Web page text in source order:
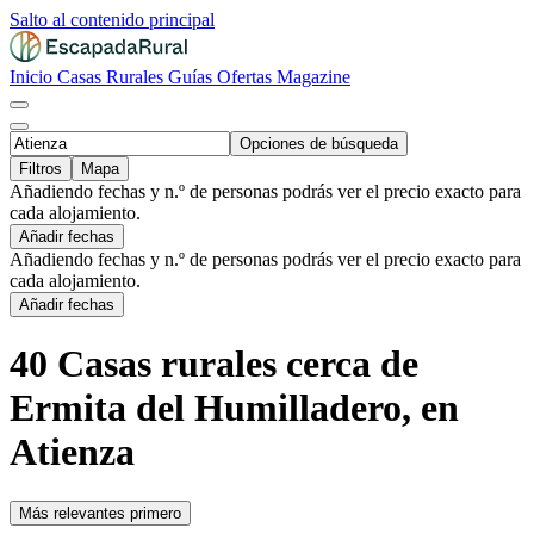
Salto al contenido principal
Inicio Casas Rurales Guías Ofertas Magazine
Opciones de búsqueda
Filtros
Mapa
Añadiendo fechas y n.º de personas podrás ver el precio exacto para
cada alojamiento.
Añadir fechas
Añadiendo fechas y n.º de personas podrás ver el precio exacto para
cada alojamiento.
Añadir fechas
40 Casas rurales cerca de
Ermita del Humilladero, en
Atienza
Más relevantes primero